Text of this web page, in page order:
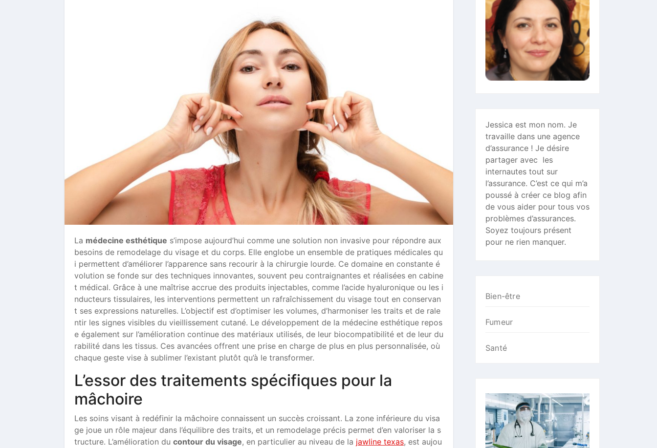
La médecine esthétique s’impose aujourd’hui comme une solution non invasive pour répondre aux
besoins de remodelage du visage et du corps. Elle englobe un ensemble de pratiques médicales qu
i permettent d’améliorer l’apparence sans recourir à la chirurgie lourde. Ce domaine en constante é
volution se fonde sur des techniques innovantes, souvent peu contraignantes et réalisées en cabine
t médical. Grâce à une maîtrise accrue des produits injectables, comme l’acide hyaluronique ou les i
nducteurs tissulaires, les interventions permettent un rafraîchissement du visage tout en conservan
t ses expressions naturelles. L’objectif est d’optimiser les volumes, d’harmoniser les traits et de rale
ntir les signes visibles du vieillissement cutané. Le développement de la médecine esthétique repos
e également sur l’amélioration continue des matériaux utilisés, de leur biocompatibilité et de leur du
rabilité dans les tissus. Ces avancées offrent une prise en charge de plus en plus personnalisée, où
chaque geste vise à sublimer l’existant plutôt qu’à le transformer.
L’essor des traitements spécifiques pour la
mâchoire
Les soins visant à redéfinir la mâchoire connaissent un succès croissant. La zone inférieure du visa
ge joue un rôle majeur dans l’équilibre des traits, et un remodelage précis permet d’en valoriser la s
tructure. L’amélioration du contour du visage, en particulier au niveau de la jawline texas, est aujou
Jessica est mon nom. Je
travaille dans une agence
d’assurance ! Je désire
partager avec les
internautes tout sur
l’assurance. C’est ce qui m’a
poussé à créer ce blog afin
de vous aider pour tous vos
problèmes d’assurances.
Soyez toujours présent
pour ne rien manquer.
Bien-être
Fumeur
Santé